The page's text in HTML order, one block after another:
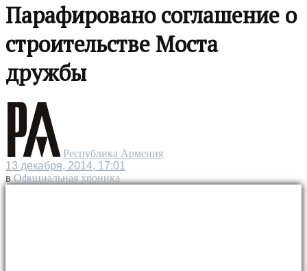
Парафировано соглашение о
строительстве Моста
дружбы
Республика Армения
13 декабря, 2014, 17:01
в Официальная хроника